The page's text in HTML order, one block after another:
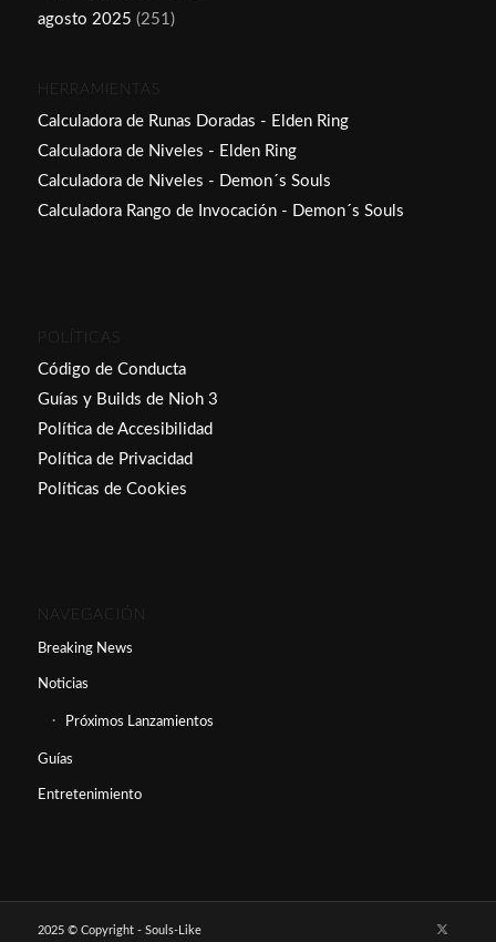
agosto 2025 (251)
HERRAMIENTAS
Calculadora de Runas Doradas - Elden Ring
Calculadora de Niveles - Elden Ring
Calculadora de Niveles - Demon´s Souls
Calculadora Rango de Invocación - Demon´s Souls
POLÍTICAS
Código de Conducta
Guías y Builds de Nioh 3
Política de Accesibilidad
Política de Privacidad
Políticas de Cookies
NAVEGACIÓN
Breaking News
Noticias
Próximos Lanzamientos
Guías
Entretenimiento
2025 © Copyright - Souls-Like